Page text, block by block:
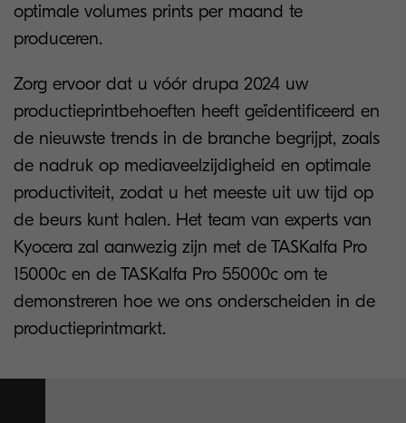
optimale volumes prints per maand te
produceren.
Zorg ervoor dat u vóór drupa 2024 uw
productieprintbehoeften heeft geïdentificeerd en
de nieuwste trends in de branche begrijpt, zoals
de nadruk op mediaveelzijdigheid en optimale
productiviteit, zodat u het meeste uit uw tijd op
de beurs kunt halen. Het team van experts van
Kyocera zal aanwezig zijn met de TASKalfa Pro
15000c en de TASKalfa Pro 55000c om te
demonstreren hoe we ons onderscheiden in de
productieprintmarkt.